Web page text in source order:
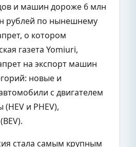
и машин дороже 6 млн
рублей по нынешнему
о котором
газета Yomiuri,
на экспорт машин
новые и
с двигателем
(HEV и PHEV),
BEV).
стала самым крупным